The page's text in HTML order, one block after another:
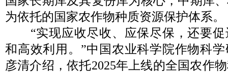
为依托的国家农作物种质资源保护体系。
“实现应收尽收、应保尽保，还要促
和高效利用。”中国农业科学院作物科
彦清介绍，依托2025年上线的全国农作